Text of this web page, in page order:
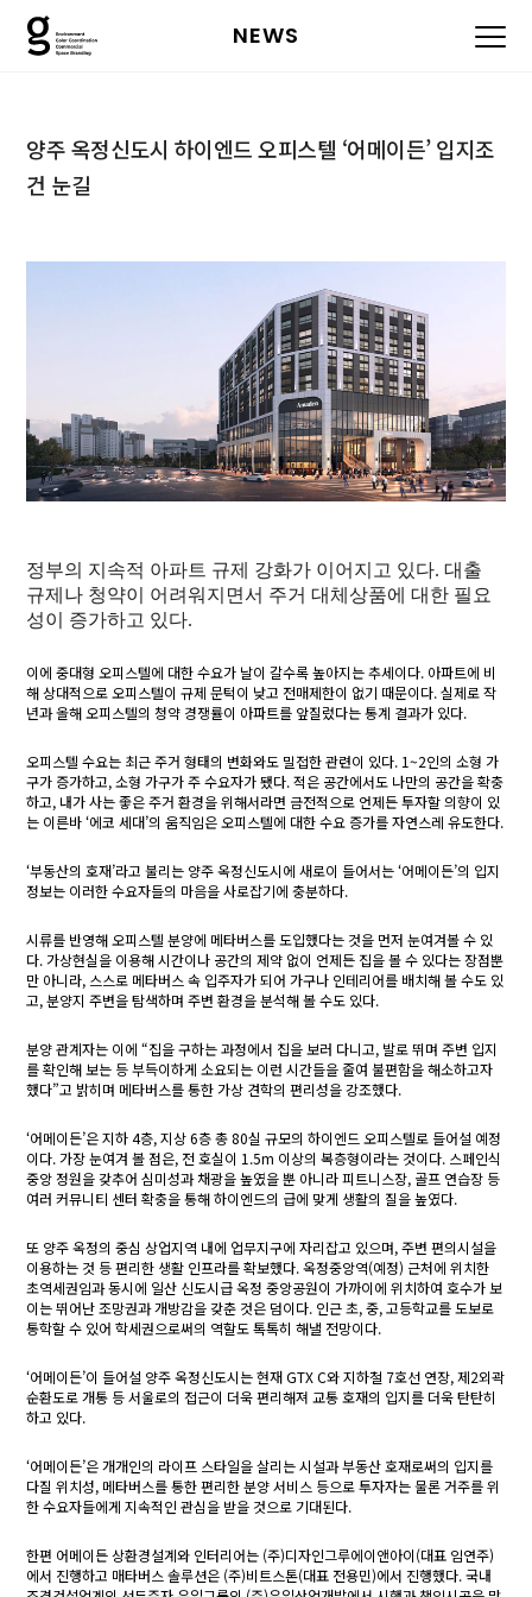
NEWS
양주 옥정신도시 하이엔드 오피스텔 ‘어메이든’ 입지조
건 눈길
정부의 지속적 아파트 규제 강화가 이어지고 있다. 대출
규제나 청약이 어려워지면서 주거 대체상품에 대한 필요
성이 증가하고 있다.
이에 중대형 오피스텔에 대한 수요가 날이 갈수록 높아지는 추세이다. 아파트에 비
해 상대적으로 오피스텔이 규제 문턱이 낮고 전매제한이 없기 때문이다. 실제로 작
년과 올해 오피스텔의 청약 경쟁률이 아파트를 앞질렀다는 통계 결과가 있다.
오피스텔 수요는 최근 주거 형태의 변화와도 밀접한 관련이 있다. 1~2인의 소형 가
구가 증가하고, 소형 가구가 주 수요자가 됐다. 적은 공간에서도 나만의 공간을 확충
하고, 내가 사는 좋은 주거 환경을 위해서라면 금전적으로 언제든 투자할 의향이 있
는 이른바 ‘에코 세대’의 움직임은 오피스텔에 대한 수요 증가를 자연스레 유도한다.
‘부동산의 호재’라고 불리는 양주 옥정신도시에 새로이 들어서는 ‘어메이든’의 입지
정보는 이러한 수요자들의 마음을 사로잡기에 충분하다.
시류를 반영해 오피스텔 분양에 메타버스를 도입했다는 것을 먼저 눈여겨볼 수 있
다. 가상현실을 이용해 시간이나 공간의 제약 없이 언제든 집을 볼 수 있다는 장점뿐
만 아니라, 스스로 메타버스 속 입주자가 되어 가구나 인테리어를 배치해 볼 수도 있
고, 분양지 주변을 탐색하며 주변 환경을 분석해 볼 수도 있다.
분양 관계자는 이에 “집을 구하는 과정에서 집을 보러 다니고, 발로 뛰며 주변 입지
를 확인해 보는 등 부득이하게 소요되는 이런 시간들을 줄여 불편함을 해소하고자
했다”고 밝히며 메타버스를 통한 가상 견학의 편리성을 강조했다.
‘어메이든’은 지하 4층, 지상 6층 총 80실 규모의 하이엔드 오피스텔로 들어설 예정
이다. 가장 눈여겨 볼 점은, 전 호실이 1.5m 이상의 복층형이라는 것이다. 스페인식
중앙 정원을 갖추어 심미성과 채광을 높였을 뿐 아니라 피트니스장, 골프 연습장 등
여러 커뮤니티 센터 확충을 통해 하이엔드의 급에 맞게 생활의 질을 높였다.
또 양주 옥정의 중심 상업지역 내에 업무지구에 자리잡고 있으며, 주변 편의시설을
이용하는 것 등 편리한 생활 인프라를 확보했다. 옥정중앙역(예정) 근처에 위치한
초역세권임과 동시에 일산 신도시급 옥정 중앙공원이 가까이에 위치하여 호수가 보
이는 뛰어난 조망권과 개방감을 갖춘 것은 덤이다. 인근 초, 중, 고등학교를 도보로
통학할 수 있어 학세권으로써의 역할도 톡톡히 해낼 전망이다.
‘어메이든’이 들어설 양주 옥정신도시는 현재 GTX C와 지하철 7호선 연장, 제2외곽
순환도로 개통 등 서울로의 접근이 더욱 편리해져 교통 호재의 입지를 더욱 탄탄히
하고 있다.
‘어메이든’은 개개인의 라이프 스타일을 살리는 시설과 부동산 호재로써의 입지를
다질 위치성, 메타버스를 통한 편리한 분양 서비스 등으로 투자자는 물론 거주를 위
한 수요자들에게 지속적인 관심을 받을 것으로 기대된다.
한편 어메이든 상환경설계와 인터리어는 (주)디자인그루에이앤아이(대표 임연주)
에서 진행하고 매타버스 솔루션은 (주)비트스톤(대표 전용민)에서 진행했다. 국내